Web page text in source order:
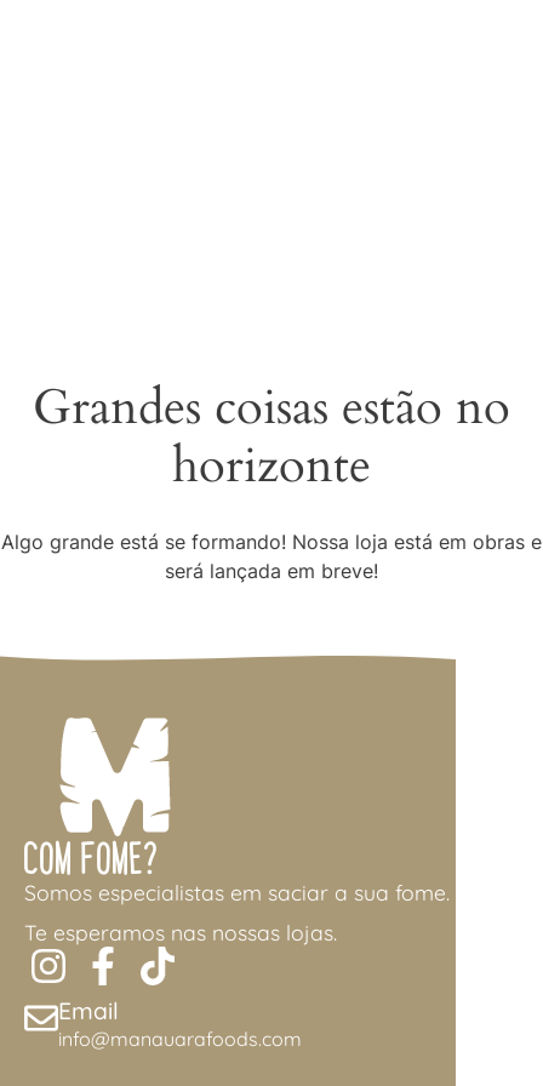
Grandes coisas estão no
horizonte
Algo grande está se formando! Nossa loja está em obras e
será lançada em breve!
Com Fome?
Somos especialistas em saciar a sua fome.
Te esperamos nas nossas lojas.
Email
info@manauarafoods.com